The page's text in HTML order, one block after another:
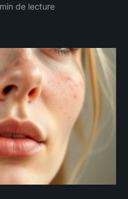
de lecture